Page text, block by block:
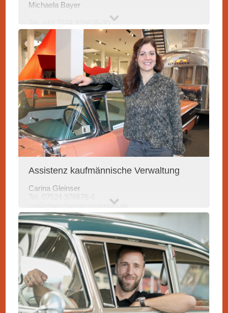
Michaela Bayer
Tel. +49 7524 976676-30
mib@erwin-hymer-museum.de
Assistenz kaufmännische Verwaltung
Carina Gleinser
Tel. 07524 976676-6
cg@erwin-hymer-museum.de